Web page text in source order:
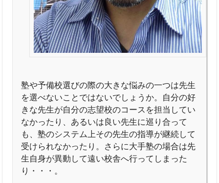
塾や予備校選びの際の大きな悩みの一つは先生
を選べないことではないでしょうか。自分の好
きな先生が自分の志望校のコースを担当してい
なかったり、あるいは良い先生に巡り合って
も、塾のシステム上その先生の指導が継続して
受けられなかったり。さらに大手塾の場合は先
生自身が異動して遠い校舎へ行ってしまった
り・・・。